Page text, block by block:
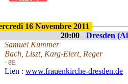
16 Novembre 2011
20:00
Dresden
Samuel Kummer
Bach, Liszt, Karg-Elert, Reger
- 8E
Lien : www.frauenkirche-dresden.de